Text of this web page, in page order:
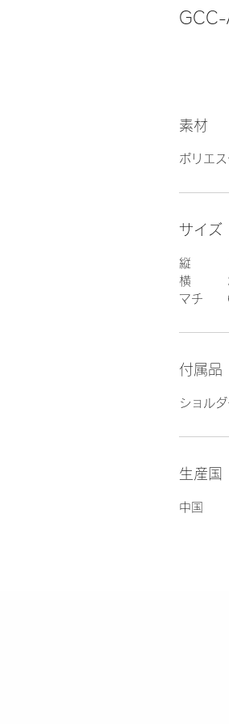
素材
ポリエ
サイズ
縦　　
横　　
マチ　
付属品
ショル
生産国
中国